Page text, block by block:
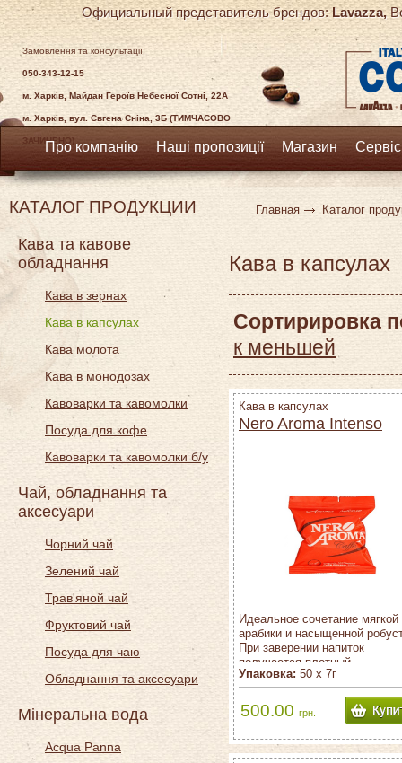
Официальный представитель брендов:Lavazza,
Замовлення та консультації:
050-343-12-15
м. Харків, Майдан Героїв Небесної Сотні, 22А
м. Харків, вул. Євгена Єніна, 3Б (ТИМЧАСОВО
ЗАЧИНЕНО)
Про компанію Наші пропозиції Магазин
КАТАЛОГ ПРОДУКЦИИ
Кава та кавове
обладнання
Кава в зернах
Кава в капсулах
Кава молота
Кава в монодозах
Кавоварки та кавомолки
Посуда для кофе
Кавоварки та кавомолки б/у
Чай, обладнання та
аксесуари
Чорний чай
Зелений чай
Трав'яной чай
Фруктовий чай
Посуда для чаю
Обладнання та аксесуари
Мінеральна вода
Acqua Panna
Главная Каталог
Кава в капсулах
Сортирировка
к меньшей
Кава в капсулах
Nero Aroma Intenso
Идеальное сочетание мягкой
арабики и насыщенной
При заверении напиток
получается плотный,
насыщенный, крепкий.
Упаковка: 50 х 7г
500.00 грн.